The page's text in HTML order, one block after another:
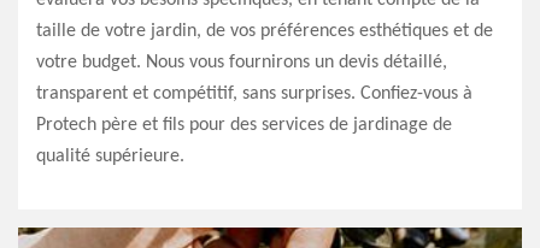
taille de votre jardin, de vos préférences esthétiques et de
votre budget. Nous vous fournirons un devis détaillé,
transparent et compétitif, sans surprises. Confiez-vous à
Protech père et fils pour des services de jardinage de
qualité supérieure.